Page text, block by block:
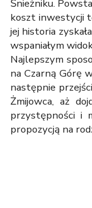
Śnieżniku.
koszt inwestycji
jej historia
wspaniałym
Najlepszym
na Czarną Górę
następnie
Żmijowca, aż
przystępności i
propozycją na